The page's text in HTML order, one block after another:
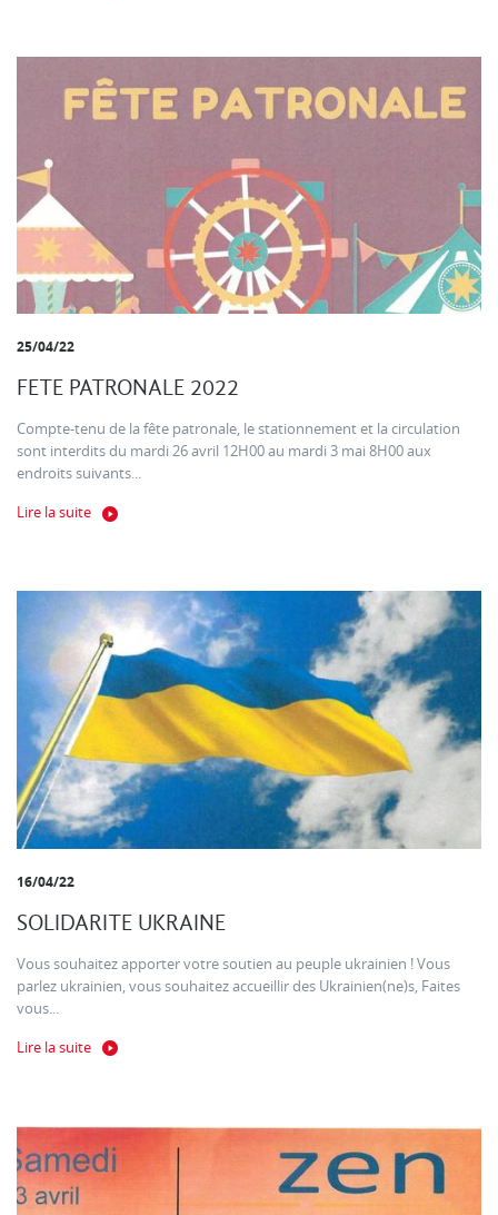
25/04/22
FETE PATRONALE 2022
Compte-tenu de la fête patronale, le stationnement et la circulation
sont interdits du mardi 26 avril 12H00 au mardi 3 mai 8H00 aux
endroits suivants...
Lire la suite
16/04/22
SOLIDARITE UKRAINE
Vous souhaitez apporter votre soutien au peuple ukrainien ! Vous
parlez ukrainien, vous souhaitez accueillir des Ukrainien(ne)s, Faites
vous...
Lire la suite